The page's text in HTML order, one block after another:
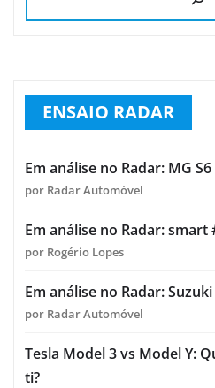
ENSAIO RADAR
Em análise no Radar: MG
por Radar Automóvel
Em análise no Radar: smart
por Rogério Lopes
Em análise no Radar:
por Radar Automóvel
Tesla Model 3 vs Model Y:
ti?